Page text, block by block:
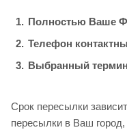
Полностью Ваше
Телефон
Выбранный
Срок пересылки
пересылки в Ваш